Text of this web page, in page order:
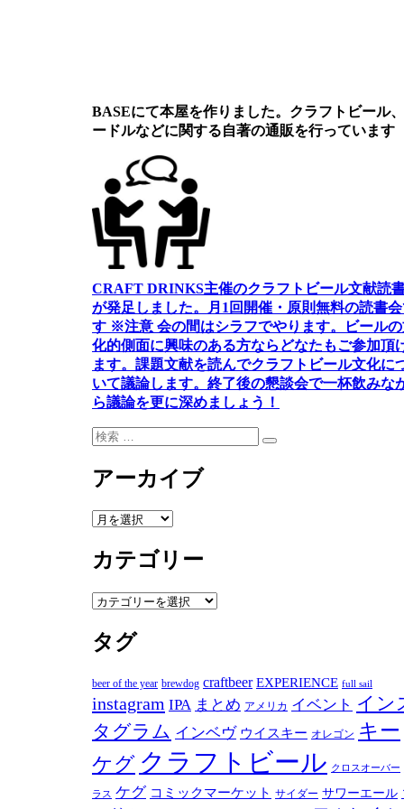
BASEにて本屋を作りました。クラフトビール
ードルなどに関する自著の通販を行っています
CRAFT DRINKS主催のクラフトビール文献読
が発足しました。
月1回開催・原則無料の読書
す ※注意 会の間はシラフでやります。
ビール
化的側面に興味のある方ならどなたもご参加頂
ます。 課題文献を読んでクラフトビール文化に
いて議論します。 終了後の懇談会で一杯飲みな
ら議論を更に深めましょう！
検
検
アーカイブ
ア
カ
イ
ブ
カテゴリー
カ
ゴ
リ
ー
タグ
beer of the year brewdog craftbeer EXPERIENCE full sail
instagram IPA まとめ アメリカ イベント イン
タグラム インベヴ ウイスキー オレゴン キー
ケグ クラフトビール クロスオーバー
ラス ケグ コミックマーケット サイダー サワーエール